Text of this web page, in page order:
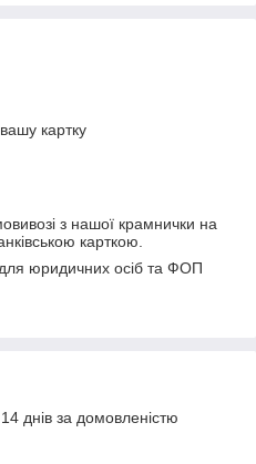
картку
з нашої крамнички на
карткою.
для юридичних осіб та ФОП
днів за домовленістю